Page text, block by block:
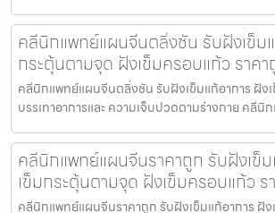
คลีนิกแพทย์แผนจีนตลิ่งชัน รับฝังเข็ม
กระตุ้นตามจุด ฝังเข็มครอบแก้ว ราค
คลีนิกแพทย์แผนจีนตลิ่งชัน รับฝังเข็มแก้อาการ ฝัง
บรรเทาอาการและ ความเจ็บปวดตามร่างกาย คลี
คลีนิกแพทย์แผนจีนราคาถูก รับฝังเข็
เข็มกระตุ้นตามจุด ฝังเข็มครอบแก้ว ร
คลีนิกแพทย์แผนจีนราคาถูก รับฝังเข็มแก้อาการ ฝั